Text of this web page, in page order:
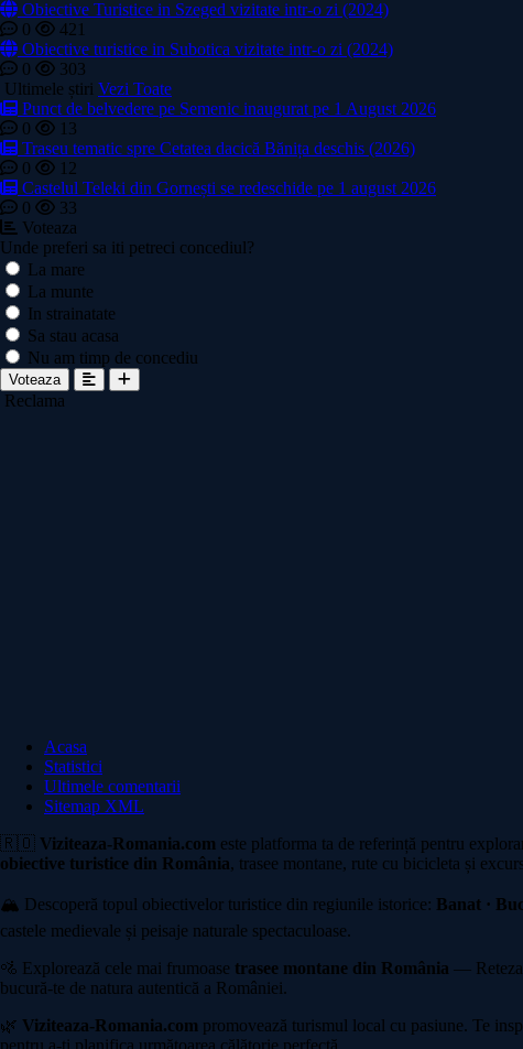
Obiective Turistice in Szeged vizitate intr-o zi (2024)
0
421
Obiective turistice in Subotica vizitate intr-o zi (2024)
0
303
Ultimele știri Vezi Toate
Punct de belvedere pe Semenic inaugurat pe 1 August 2026
0
13
Traseu tematic spre Cetatea dacică Bănița deschis (2026)
0
12
Castelul Teleki din Gornești se redeschide pe 1 august 2026
0
33
Voteaza
Unde preferi sa iti petreci concediul?
La mare
La munte
In strainatate
Sa stau acasa
Nu am timp de concediu
Voteaza
Reclama
Acasa
Statistici
Ultimele comentarii
Sitemap XML
🇷🇴 Viziteaza-Romania.com este platforma ta de referință pentru
obiective turistice din România, trasee montane, rute cu bicicleta și
🏔️ Descoperă topul obiectivelor turistice din regiunile istorice: Banat ·
castele medievale și peisaje naturale spectaculoase.
🚵 Explorează cele mai frumoase trasee montane din România —
bucură-te de natura autentică a României.
🌿 Viziteaza-Romania.com promovează turismul local cu pasiune. Te
pentru a-ți planifica următoarea călătorie perfectă.